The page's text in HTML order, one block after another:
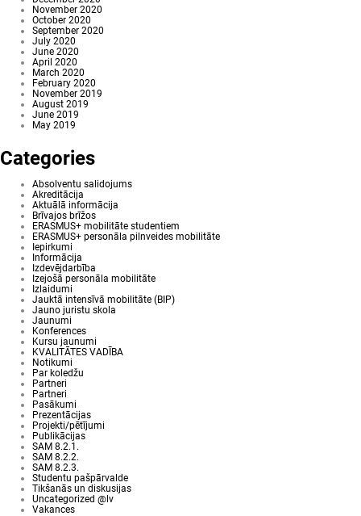
November 2020
October 2020
September 2020
July 2020
June 2020
April 2020
March 2020
February 2020
November 2019
August 2019
June 2019
May 2019
Categories
Absolventu salidojums
Akreditācija
Aktuālā informācija
Brīvajos brīžos
ERASMUS+ mobilitāte studentiem
ERASMUS+ personāla pilnveides mobilitāte
Iepirkumi
Informācija
Izdevējdarbība
Izejošā personāla mobilitāte
Izlaidumi
Jauktā intensīvā mobilitāte (BIP)
Jauno juristu skola
Jaunumi
Konferences
Kursu jaunumi
KVALITĀTES VADĪBA
Notikumi
Par koledžu
Partneri
Partneri
Pasākumi
Prezentācijas
Projekti/pētījumi
Publikācijas
SAM 8.2.1.
SAM 8.2.2.
SAM 8.2.3.
Studentu pašpārvalde
Tikšanās un diskusijas
Uncategorized @lv
Vakances